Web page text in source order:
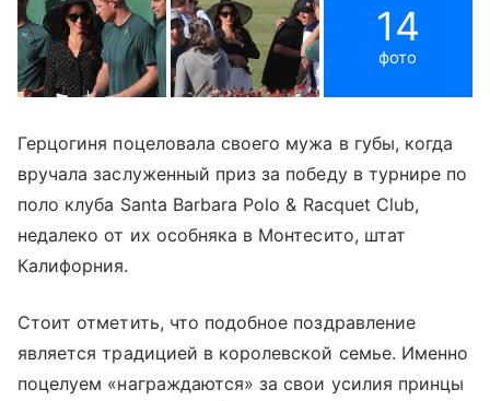
14
фото
Герцогиня поцеловала своего мужа в губы, когда
вручала заслуженный приз за победу в турнире по
поло клуба Santa Barbara Polo & Racquet Club,
недалеко от их особняка в Монтесито, штат
Калифорния.
Стоит отметить, что подобное поздравление
является традицией в королевской семье. Именно
поцелуем «награждаются» за свои усилия принцы